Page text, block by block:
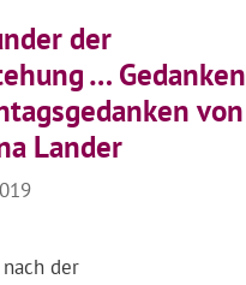
der
… Gedanken
von
Lander
der